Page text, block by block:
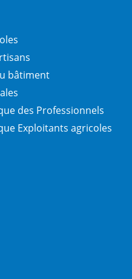
bâtiment
des Professionnels
Exploitants agricoles